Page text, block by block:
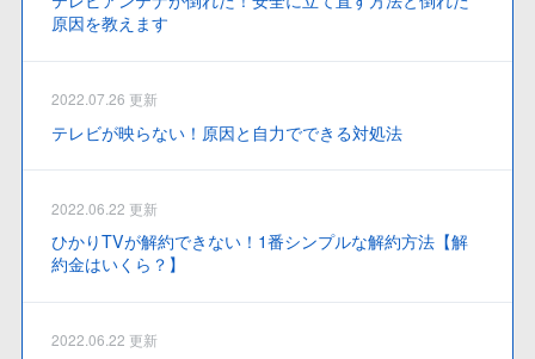
原因を教えます
2022.07.26 更新
テレビが映らない！原因と自力でできる対処法
2022.06.22 更新
ひかりTVが解約できない！1番シンプルな解約方法【解
約金はいくら？】
2022.06.22 更新